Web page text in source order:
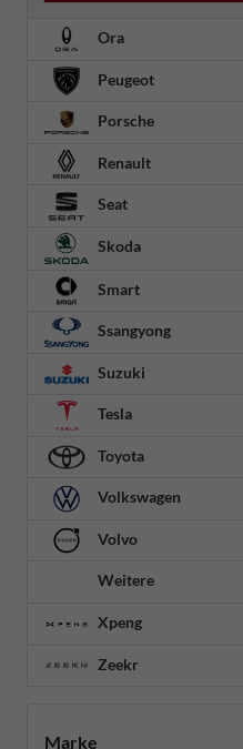
Ora
Peugeot
Porsche
Renault
Seat
Skoda
Smart
Ssangyong
Suzuki
Tesla
Toyota
Volkswagen
Volvo
Weitere
Xpeng
Zeekr
Marke